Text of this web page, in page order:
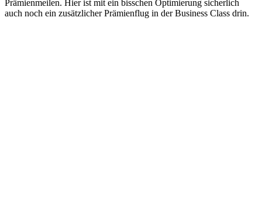
Prämienmeilen. Hier ist mit ein bisschen Optimierung sicherlich
auch noch ein zusätzlicher Prämienflug in der Business Class drin.